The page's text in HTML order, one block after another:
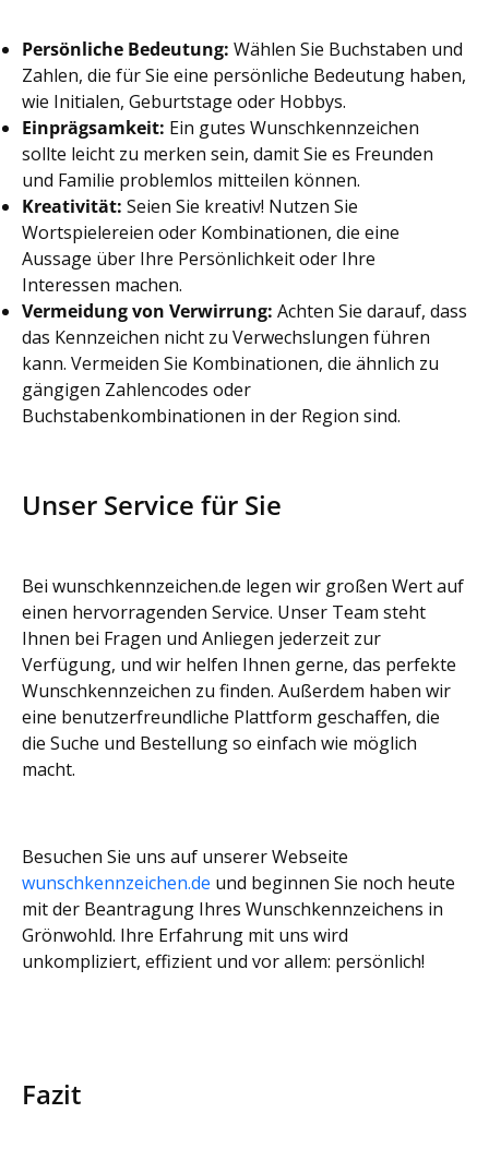
Persönliche Bedeutung: Wählen Sie Buchstaben und
Zahlen, die für Sie eine persönliche Bedeutung haben,
wie Initialen, Geburtstage oder Hobbys.
Einprägsamkeit: Ein gutes Wunschkennzeichen
sollte leicht zu merken sein, damit Sie es Freunden
und Familie problemlos mitteilen können.
Kreativität: Seien Sie kreativ! Nutzen Sie
Wortspielereien oder Kombinationen, die eine
Aussage über Ihre Persönlichkeit oder Ihre
Interessen machen.
Vermeidung von Verwirrung: Achten Sie darauf, dass
das Kennzeichen nicht zu Verwechslungen führen
kann. Vermeiden Sie Kombinationen, die ähnlich zu
gängigen Zahlencodes oder
Buchstabenkombinationen in der Region sind.
Unser Service für Sie
Bei wunschkennzeichen.de legen wir großen Wert auf
einen hervorragenden Service. Unser Team steht
Ihnen bei Fragen und Anliegen jederzeit zur
Verfügung, und wir helfen Ihnen gerne, das perfekte
Wunschkennzeichen zu finden. Außerdem haben wir
eine benutzerfreundliche Plattform geschaffen, die
die Suche und Bestellung so einfach wie möglich
macht.
Besuchen Sie uns auf unserer Webseite
wunschkennzeichen.de und beginnen Sie noch heute
mit der Beantragung Ihres Wunschkennzeichens in
Grönwohld. Ihre Erfahrung mit uns wird
unkompliziert, effizient und vor allem: persönlich!
Fazit